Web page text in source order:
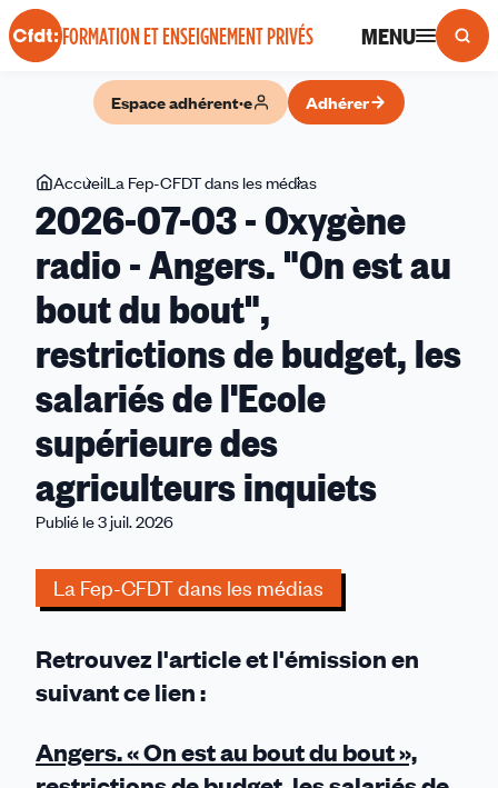
Panneau de gestion des cookies
FORMATION ET ENSEIGNEMENT PRIVÉS MENU
Espace adhérent·e Adhérer
Vous
êtes
ici
AccueilLa Fep-CFDT dans les médias
07-
03
-
"On
bout
restrictions
de
les
supérieure
des
2026-07-03 - Oxygène
radio - Angers. "On est au
bout du bout",
restrictions de budget, les
salariés de l'Ecole
supérieure des
agriculteurs inquiets
Publié le 3 juil. 2026
La Fep-CFDT dans les médias
Retrouvez l'article et l'émission en
suivant ce lien :
Angers. « On est au bout du bout »,